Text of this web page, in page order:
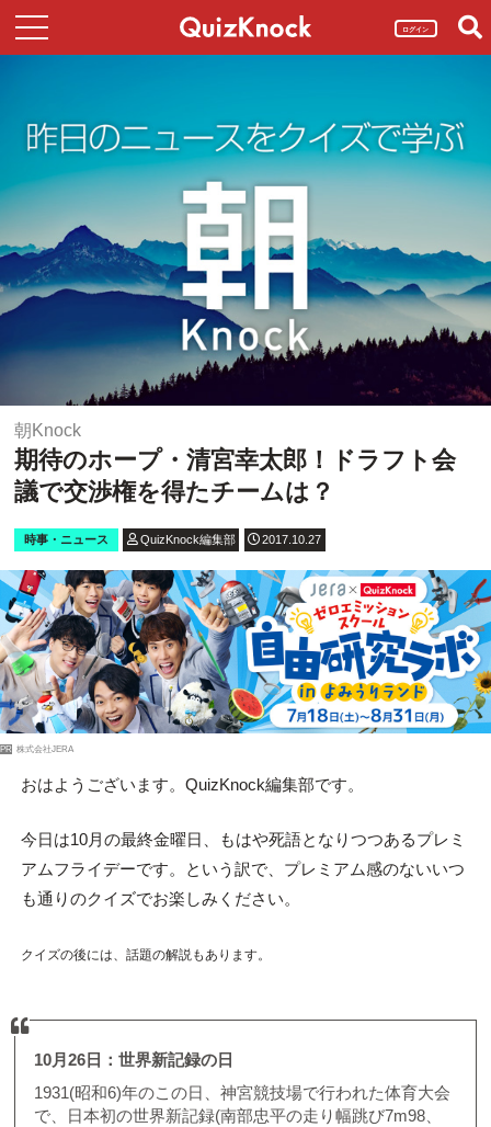
ログイン
朝Knock
期待のホープ・清宮幸太郎！ドラフト会
議で交渉権を得たチームは？
時事・ニュース QuizKnock編集部 2017.10.27
PR 株式会社JERA
おはようございます。QuizKnock編集部です。
今日は10月の最終金曜日、もはや死語となりつつあるプレミ
アムフライデーです。という訳で、プレミアム感のないいつ
も通りのクイズでお楽しみください。
クイズの後には、話題の解説もあります。
10月26日：世界新記録の日
1931(昭和6)年のこの日、神宮競技場で行われた体育大会
で、日本初の世界新記録(南部忠平の走り幅跳び7m98、